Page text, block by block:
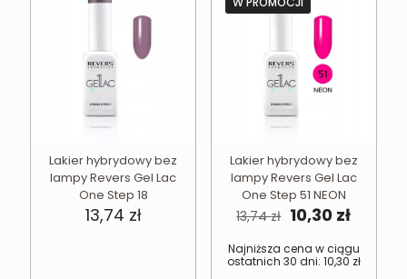
Lakier hybrydowy bez
lampy Revers Gel Lac
One Step 18
13,74 zł
Lakier hybrydowy bez
lampy Revers Gel Lac
One Step 51 NEON
13,74zł Pierwotna
wynosiła:
13,74 zł.
10,30 zł
10,30
Najniższa cena w ciągu
ostatnich 30 dni: 10,30 zł